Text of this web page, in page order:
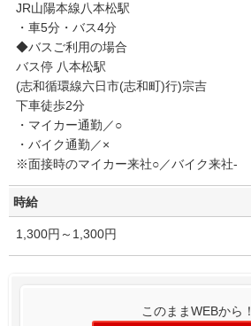
JR山陽本線八本松駅
・車5分・バス4分
◆バスご利用の場合
バス停 八本松駅
(志和循環線六日市(志和町)行)宗吉
下車徒歩2分
・マイカー通勤／○
・バイク通勤／×
※面接時のマイカー来社○／バイク来社-
時給
1,300円～1,300円
このままWEBから！